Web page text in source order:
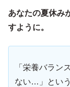
あなたの夏休み
すように。
「栄養バラン
ない…」という